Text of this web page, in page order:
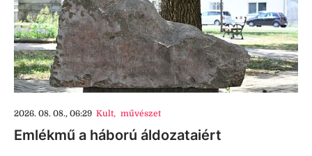
2026. 08. 08., 06:29 Kult, művészet
Emlékmű a háború áldozataiért